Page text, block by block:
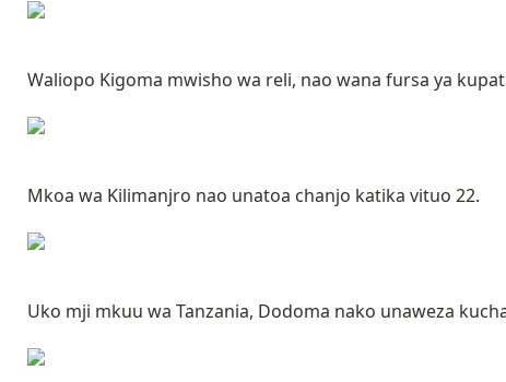
Waliopo Kigoma mwisho wa reli, nao wana fursa ya
Mkoa wa Kilimanjro nao unatoa chanjo katika vituo 22.
Uko mji mkuu wa Tanzania, Dodoma nako unaweza